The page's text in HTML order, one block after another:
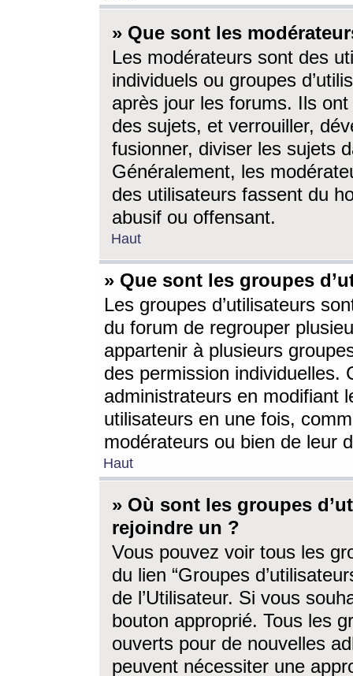
» Que sont les
Les modérateurs sont des
individuels ou groupes
après jour les forums. Ils ont
des sujets, et verrouiller,
fusionner, diviser les sujets
Généralement, les
des utilisateurs fassent du
abusif ou offensant.
Haut
» Que sont les groupes
Les groupes d’utilisateurs
du forum de regrouper
appartenir à plusieurs
des permission individuelles.
administrateurs en modifiant
utilisateurs en une fois,
modérateurs ou bien de leur
Haut
» Où sont les groupes
rejoindre un ?
Vous pouvez voir tous les
du lien “Groupes
de l’Utilisateur. Si vous
bouton approprié. Tous les
ouverts pour de nouvelles
peuvent nécessiter une